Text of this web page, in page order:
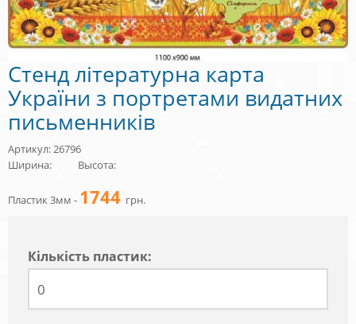
Стенд літературна карта
України з портретами видатних
письменників
Артикул: 26796
Ширина:
Высота:
Пластик 3мм - 1744 грн.
Кiлькiсть пластик: